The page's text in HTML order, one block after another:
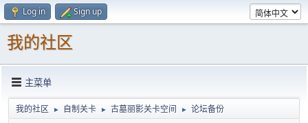
Log in Sign up
我的社区
主菜单
我的社区 ► 自制关卡 ► 古墓丽影关卡空间 ► 论坛备份